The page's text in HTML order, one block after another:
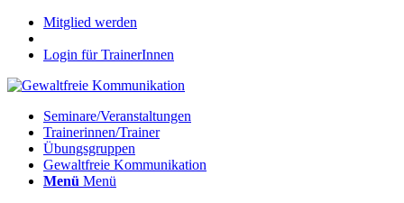
Mitglied werden
Login für TrainerInnen
Seminare/Veranstaltungen
Trainerinnen/Trainer
Übungsgruppen
Gewaltfreie Kommunikation
Menü Menü